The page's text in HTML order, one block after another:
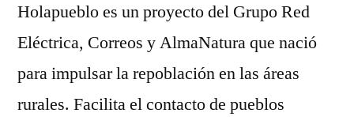
Holapueblo es un proyecto del Grupo Red
Eléctrica, Correos y AlmaNatura que nació
para impulsar la repoblación en las áreas
rurales. Facilita el contacto de pueblos